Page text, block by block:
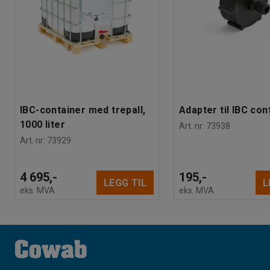
IBC-container med trepall,
1000 liter
Art. nr: 73929
4 695,-
eks. MVA
LEGG TIL
Adapter til IBC
Art. nr: 73938
195,-
eks. MVA